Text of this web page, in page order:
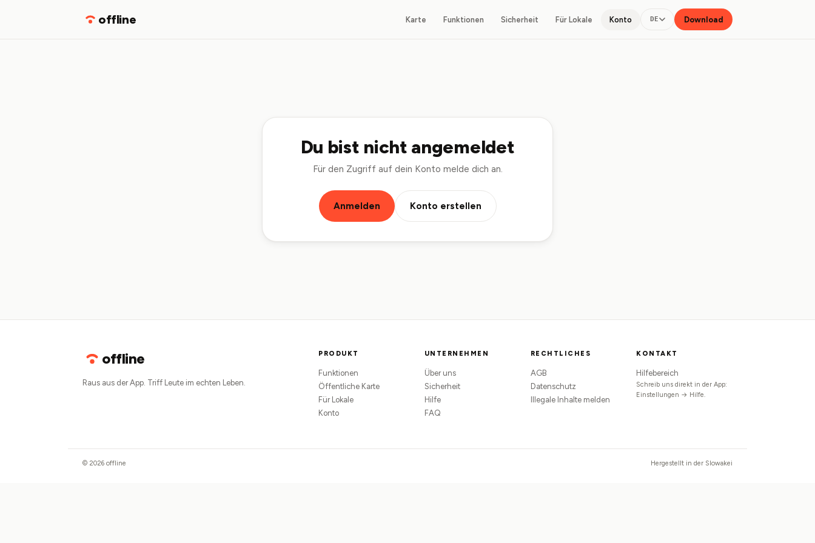
offline Karte Funktionen Sicherheit Für Lokale Konto DE Download
Du bist nicht angemeldet
Für den Zugriff auf dein Konto melde dich an.
Anmelden Konto erstellen
offline
Raus aus der App. Triff Leute im echten Leben.
PRODUKT
Funktionen
Öffentliche Karte
Für Lokale
Konto
UNTERNEHMEN
Über uns
Sicherheit
Hilfe
FAQ
RECHTLICHES
AGB
Datenschutz
Illegale Inhalte melden
KONTAKT
Hilfebereich
Schreib uns direkt in der App:
Einstellungen → Hilfe.
© 2026 offline Hergestellt in der Slowakei